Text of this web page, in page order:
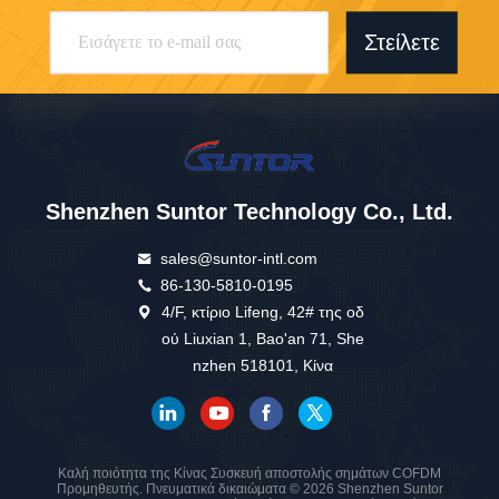
Στείλετε
Shenzhen Suntor Technology Co., Ltd.
sales@suntor-intl.com
86-130-5810-0195
4/F, κτίριο Lifeng, 42# της οδ
ού Liuxian 1, Bao'an 71, She
nzhen 518101, Κίνα
Καλή ποιότητα της Κίνας Συσκευή αποστολής σημάτων COFDM
Προμηθευτής. Πνευματικά δικαιώματα © 2026 Shenzhen Suntor